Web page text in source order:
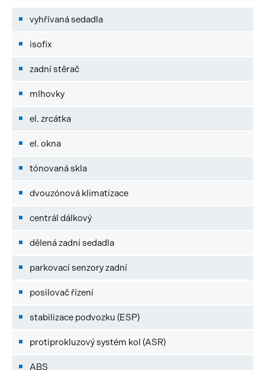
vyhřívaná sedadla
isofix
zadní stěrač
mlhovky
el. zrcátka
el. okna
tónovaná skla
dvouzónová klimatizace
centrál dálkový
dělená zadní sedadla
parkovací senzory zadní
posilovač řízení
stabilizace podvozku (ESP)
protiprokluzový systém kol (ASR)
ABS